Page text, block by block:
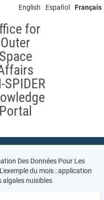
English Español Français
for
Outer
Space
SPIDER
Portal
Des Données Pour Les
L'exemple du mois : application
algales nuisibles